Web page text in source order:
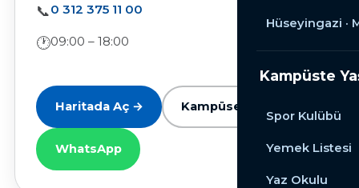
Hüseyingazi ·
Kampüste
Spor Kulübü
Yemek Listesi
Yaz Okulu
📞0 312 375 11 00
🕐09:00 – 18:00
Haritada Aç → Kampüse Kayıt
WhatsApp